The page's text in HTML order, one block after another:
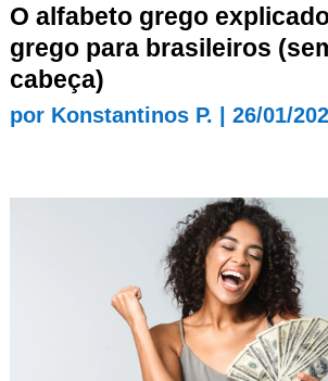
O alfabeto grego
grego para brasileiros
cabeça)
por Konstantinos P. 26/01/